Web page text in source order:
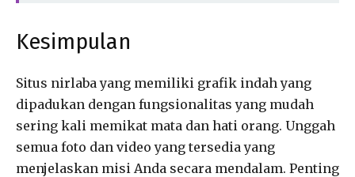
Kesimpulan
Situs nirlaba yang memiliki grafik indah yang
dipadukan dengan fungsionalitas yang mudah
sering kali memikat mata dan hati orang. Unggah
semua foto dan video yang tersedia yang
menjelaskan misi Anda secara mendalam. Penting